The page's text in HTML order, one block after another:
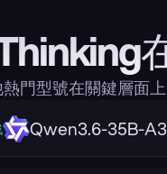
門型號在關鍵層面上
Qwen3.6-35B-